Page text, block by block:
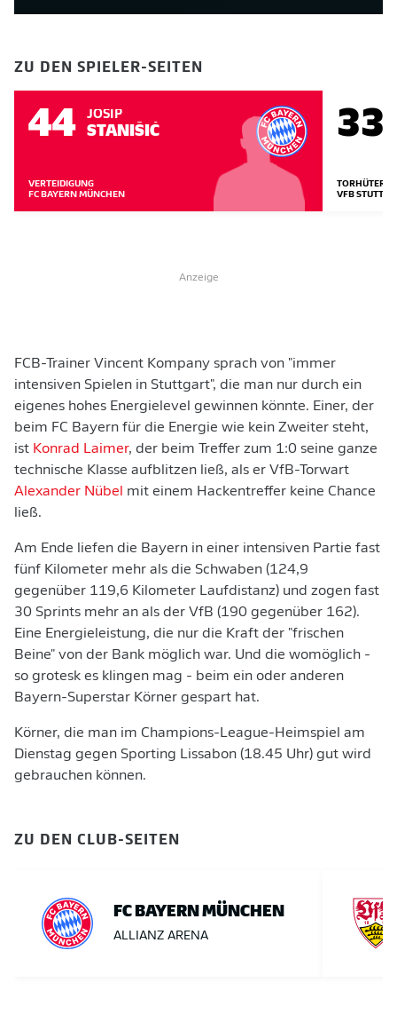
ZU DEN SPIELER-SEITEN
44 JOSIP
STANIŠIĆ
VERTEIDIGUNG
FC BAYERN MÜNCHEN
33
TORHÜTER
VFB
Anzeige
FCB-Trainer Vincent Kompany sprach von "immer
intensiven Spielen in Stuttgart", die man nur durch ein
eigenes hohes Energielevel gewinnen könnte. Einer, der
beim FC Bayern für die Energie wie kein Zweiter steht,
ist Konrad Laimer, der beim Treffer zum 1:0 seine ganze
technische Klasse aufblitzen ließ, als er VfB-Torwart
Alexander Nübel
mit einem Hackentreffer keine Chance
ließ.
Am Ende liefen die Bayern in einer intensiven Partie fast
fünf Kilometer mehr als die Schwaben (124,9
gegenüber 119,6 Kilometer Laufdistanz) und zogen fast
30 Sprints mehr an als der VfB (190 gegenüber 162).
Eine Energieleistung, die nur die Kraft der "frischen
Beine" von der Bank möglich war. Und die womöglich -
so grotesk es klingen mag - beim ein oder anderen
Bayern-Superstar Körner gespart hat.
Körner, die man im Champions-League-Heimspiel am
Dienstag gegen Sporting Lissabon (18.45 Uhr) gut wird
gebrauchen können.
ZU DEN CLUB-SEITEN
FC BAYERN MÜNCHEN
ALLIANZ ARENA